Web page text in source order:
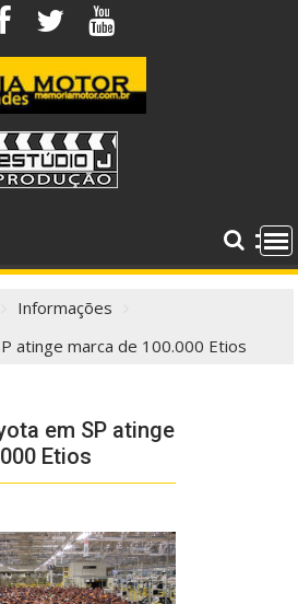
Informações
atinge marca de 100.000 Etios
em SP atinge
Etios